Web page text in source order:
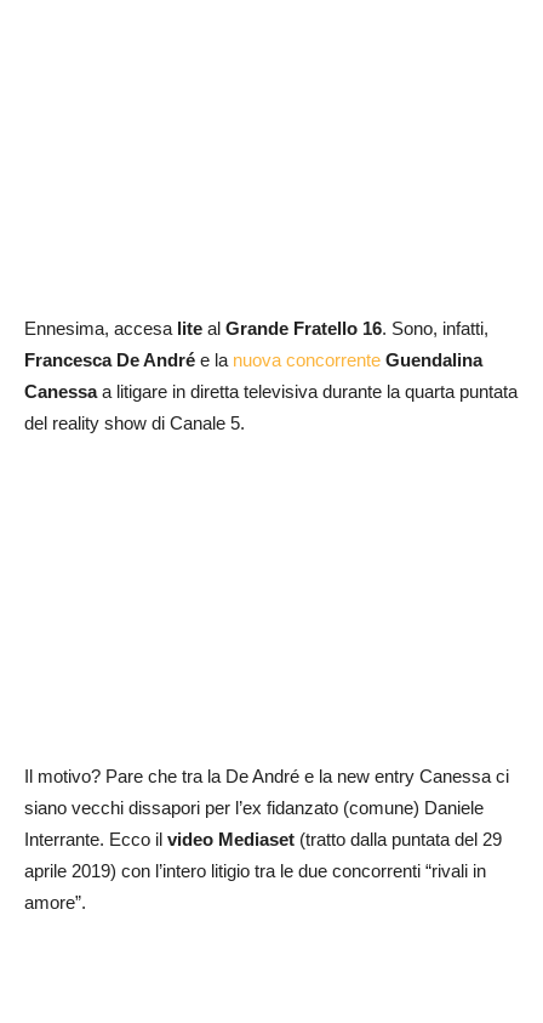
Ennesima, accesa lite al Grande Fratello 16. Sono, infatti,
Francesca De André e la nuova concorrente Guendalina
Canessaa litigare in diretta televisiva durante la quarta puntata
del reality show di Canale 5.
Il motivo? Pare che tra la De André e la new entry Canessa ci
siano vecchi dissapori per l’ex fidanzato (comune) Daniele
Interrante. Ecco il video Mediaset (tratto dalla puntata del 29
aprile 2019) con l’intero litigio tra le due concorrenti “rivali in
amore”.